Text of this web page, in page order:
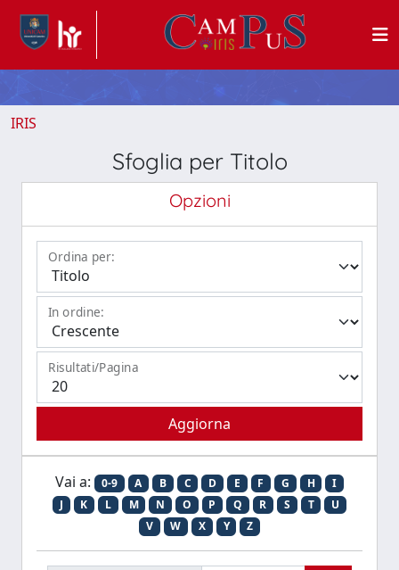
IRIS
Sfoglia per Titolo
Opzioni
Ordina per:
In ordine:
Risultati/Pagina
Vai a: 0-9 A B C D E F G H
I
J
K L M N O P Q R S T
U
V
W X Y Z